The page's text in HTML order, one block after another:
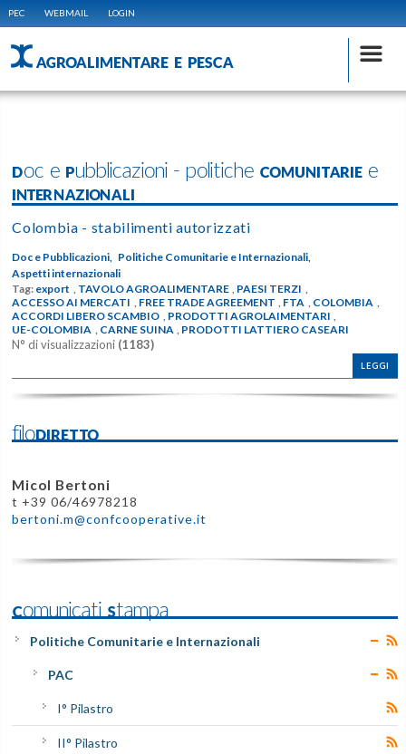
PEC WEBMAIL LOGIN
AGROALIMENTARE E PESCA
Doc e Pubblicazioni - politiche COMUNITARIE e
INTERNAZIONALI
Colombia - stabilimenti autorizzati
Doc e Pubblicazioni, Politiche Comunitarie e Internazionali,
Aspetti internazionali
Tag: export , TAVOLO AGROALIMENTARE , PAESI TERZI ,
ACCESSO AI MERCATI , FREE TRADE AGREEMENT , FTA , COLOMBIA ,
ACCORDI LIBERO SCAMBIO , PRODOTTI AGROLAIMENTARI ,
UE-COLOMBIA , CARNE SUINA , PRODOTTI LATTIERO CASEARI
N° di visualizzazioni (1183)
LEGGI
filoDIRETTO
Micol Bertoni
t +39 06/46978218
bertoni.m@confcooperative.it
Comunicati Stampa
Politiche Comunitarie e Internazionali
PAC
I° Pilastro
II° Pilastro